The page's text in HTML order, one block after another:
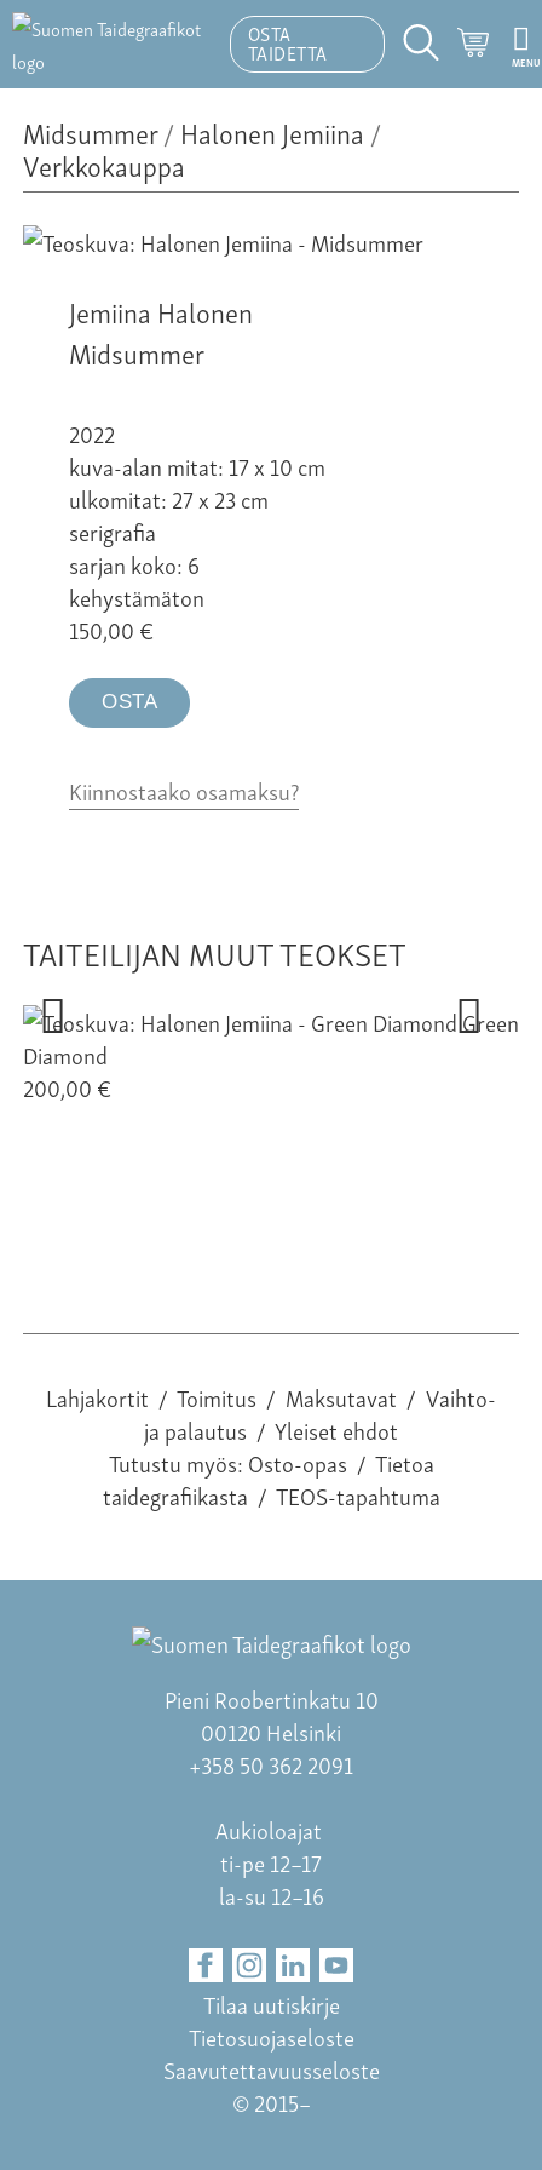
OSTA
TAIDETTA
Hakutoiminto
MENU
Midsummer/ Halonen Jemiina /
Verkkokauppa
Jemiina Halonen
Midsummer
2022
kuva-alan mitat: 17 x 10 cm
ulkomitat: 27 x 23 cm
serigrafia
sarjan koko: 6
kehystämäton
150,00€
OSTA
Kiinnostaako osamaksu?
TAITEILIJAN MUUT TEOKSET
Green
Diamond
200,00 €
Lahjakortit / Toimitus / Maksutavat / Vaihto-
ja palautus / Yleiset ehdot
Tutustu myös:Osto-opas / Tietoa
taidegrafiikasta / TEOS-tapahtuma
Pieni Roobertinkatu 10
00120 Helsinki
+358 50 362 2091
Aukioloajat
ti-pe 12–17
la-su 12–16
Tilaa uutiskirje
Tietosuojaseloste
Saavutettavuusseloste
© 2015–